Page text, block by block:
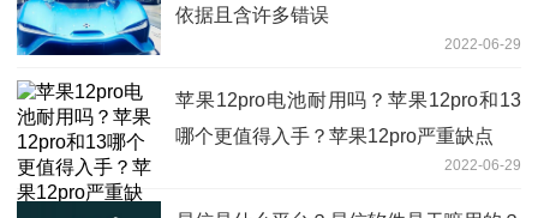
依据且含许多错误
2022-06-29
苹果12pro电池耐用吗？苹果12pro和13
哪个更值得入手？苹果12pro严重缺点
2022-06-29